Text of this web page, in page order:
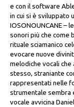
e con il software
in cui si è sviluppato
IOSONOUNCANE –
sonori più che come
rituale sciamanico
evocare nuove
melodiche vocali
stesso, straniante
rappresentati nelle
strumentale sembra
vocale avvicina